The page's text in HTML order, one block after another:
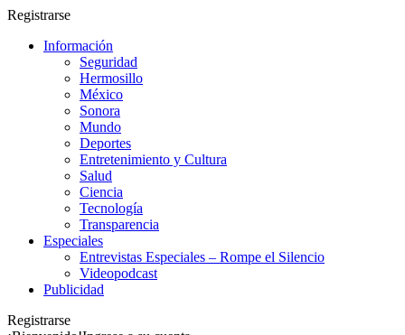
Registrarse
Información
Seguridad
Hermosillo
México
Sonora
Mundo
Deportes
Entretenimiento y Cultura
Salud
Ciencia
Tecnología
Transparencia
Especiales
Entrevistas Especiales – Rompe el Silencio
Videopodcast
Publicidad
Registrarse